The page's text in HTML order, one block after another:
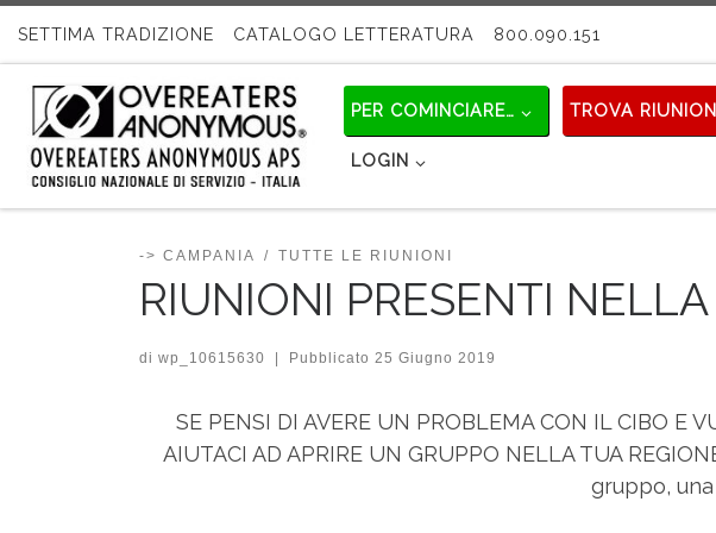
Passa al contenuto
SETTIMA TRADIZIONE CATALOGO LETTERATURA 800.090.151
PER COMINCIARE… TROVA
LOGIN
-> CAMPANIA TUTTE LE RIUNIONI
RIUNIONI PRESENTI
di wp_10615630 | Pubblicato 25 Giugno 2019
SE PENSI DI AVERE UN PROBLEMA CON IL CIBO E
AIUTACI AD APRIRE UN GRUPPO NELLA TUA
gruppo,